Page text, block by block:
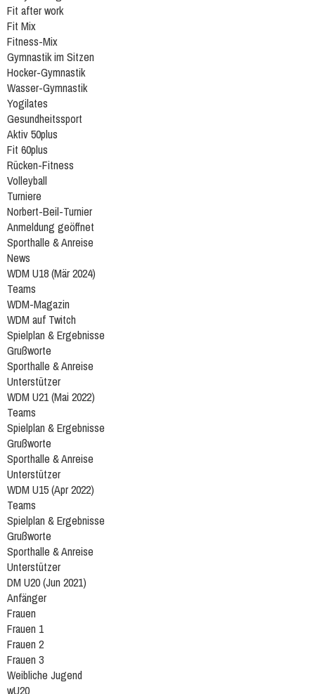
Fit after work
Fit Mix
Fitness-Mix
Gymnastik im Sitzen
Hocker-Gymnastik
Wasser-Gymnastik
Yogilates
Gesundheitssport
Aktiv 50plus
Fit 60plus
Rücken-Fitness
Volleyball
Turniere
Norbert-Beil-Turnier
Anmeldung geöffnet
Sporthalle & Anreise
News
WDM U18 (Mär 2024)
Teams
WDM-Magazin
WDM auf Twitch
Spielplan & Ergebnisse
Grußworte
Sporthalle & Anreise
Unterstützer
WDM U21 (Mai 2022)
Teams
Spielplan & Ergebnisse
Grußworte
Sporthalle & Anreise
Unterstützer
WDM U15 (Apr 2022)
Teams
Spielplan & Ergebnisse
Grußworte
Sporthalle & Anreise
Unterstützer
DM U20 (Jun 2021)
Anfänger
Frauen
Frauen 1
Frauen 2
Frauen 3
Weibliche Jugend
wU20